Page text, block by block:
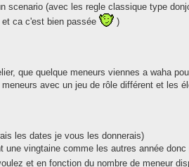
scenario (avec les regle classique type
ca c'est bien passée
)
que quelque meneurs viennes a waha
avec un jeu de rôle différent et les
les dates je vous les donnerais)
vingtaine comme les autres année
et en fonction du nombre de meneur